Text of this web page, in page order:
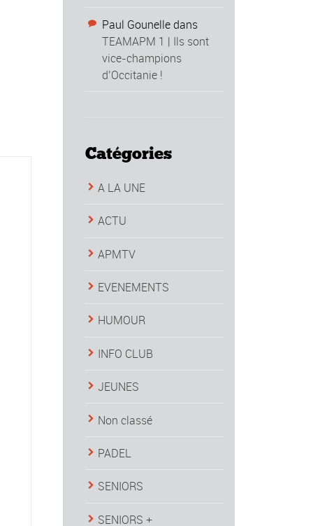
Paul Gounelledans
TEAMAPM 1 | Ils sont
vice-champions
d’Occitanie !
Catégories
A LA UNE
ACTU
APMTV
EVENEMENTS
HUMOUR
INFO CLUB
JEUNES
Non classé
PADEL
SENIORS
SENIORS +